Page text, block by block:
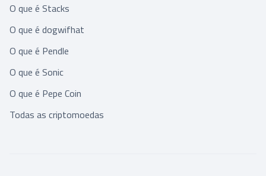
O que é Stacks
O que é dogwifhat
O que é Pendle
O que é Sonic
O que é Pepe Coin
Todas as criptomoedas